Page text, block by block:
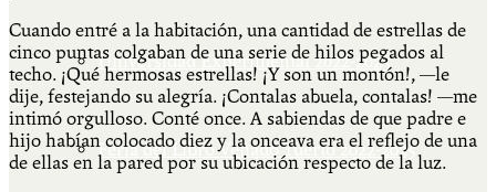
Universidad Experimental 2022-2025
Feria del Libro Venado Tuerto 2022-2025
Cuando entré a la habitación, una cantidad de estrellas de
cinco puntas colgaban de una serie de hilos pegados al
techo. ¡Qué hermosas estrellas! ¡Y son un montón!, —le
dije, festejando su alegría. ¡Contalas abuela, contalas! —me
intimó orgulloso. Conté once. A sabiendas de que padre e
hijo habían colocado diez y la onceava era el reflejo de una
de ellas en la pared por su ubicación respecto de la luz.